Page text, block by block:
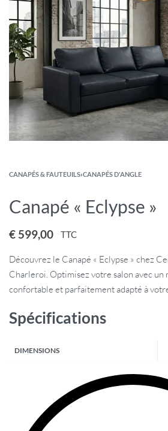
CANAPÉS & FAUTEUILS›CANAPÉS D'ANGLE
Canapé « Eclypse »
€ 599,00 TTC
Découvrez le Canapé « Eclypse » chez
Charleroi. Optimisez votre salon avec un
confortable et parfaitement adapté à
Spécifications
DIMENSIONS